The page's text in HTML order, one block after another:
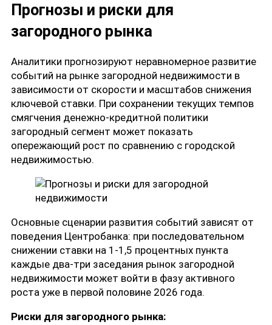
Прогнозы и риски для
загородного рынка
Аналитики прогнозируют неравномерное развитие
событий на рынке загородной недвижимости в
зависимости от скорости и масштабов снижения
ключевой ставки. При сохранении текущих темпов
смягчения денежно-кредитной политики
загородный сегмент может показать
опережающий рост по сравнению с городской
недвижимостью.
Основные сценарии развития событий зависят от
поведения Центробанка: при последовательном
снижении ставки на 1-1,5 процентных пункта
каждые два-три заседания рынок загородной
недвижимости может войти в фазу активного
роста уже в первой половине 2026 года.
Риски для загородного рынка: